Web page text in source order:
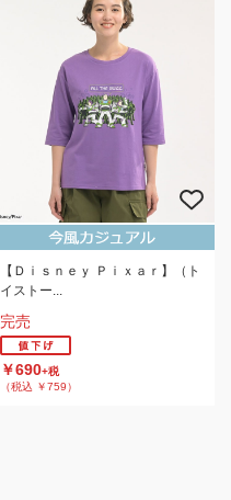
【Ｄｉｓｎｅｙ Ｐｉｘａｒ】（ト
イストー...
完売
￥690+税
（税込 ￥759）